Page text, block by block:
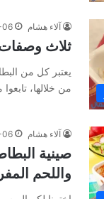
آلاء هشام 06
ثلاث
يعتبر كل من
من خلالها،
آلاء هشام 06
صينية
واللحم